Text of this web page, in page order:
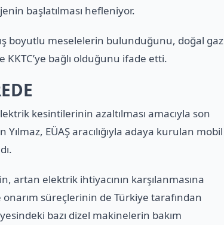
başlatılması hefleniyor.
boyutlu meselelerin bulunduğunu, doğal gaz
KKTC’ye bağlı olduğunu ifade etti.
kesintilerinin azaltılması amacıyla son
EÜAŞ aracılığıyla adaya kurulan mobil
artan elektrik ihtiyacının karşılanmasına
onarım süreçlerinin de Türkiye tarafından
bazı dizel makinelerin bakım